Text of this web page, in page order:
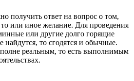
получить ответ на вопрос о том,
или иное желание. Для проведения
или другие долго горящие
найдутся, то сгодятся и обычные.
реальным, то есть выполнимым